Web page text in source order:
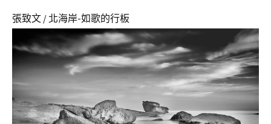
張致文 / 北海岸-如歌的行板